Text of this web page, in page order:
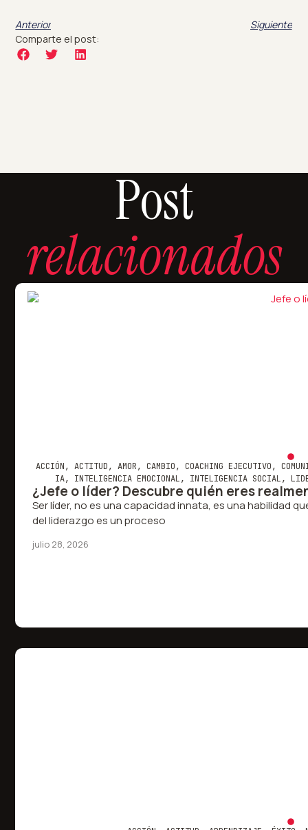
Anterior
Siguiente
Comparte el post:
Post
relacionados
ACCIÓN,ACTITUD,AMOR,CAMBIO,COACHING EJECUTIVO,
IA, INTELIGENCIA EMOCIONAL, INTELIGENCIA SOCIAL,
¿Jefe o líder? Descubre quién eres
Ser líder, no es una capacidad innata, es una habilidad
del liderazgo es un proceso
julio 28, 2026